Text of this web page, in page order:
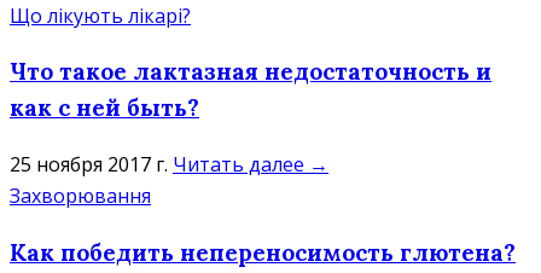
Що лікують лікарі?
Что такое лактазная недостаточность и
как с ней быть?
25 ноября 2017 г. Читать далее →
Захворювання
Как победить непереносимость глютена?